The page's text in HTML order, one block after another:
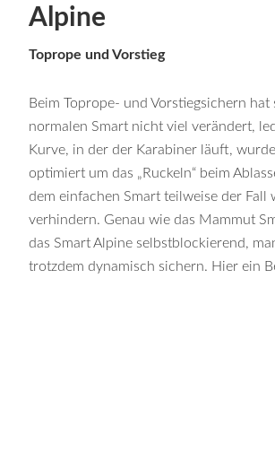
Alpine
Toprope und Vorstieg
Beim Toprope- und Vorstiegsichern hat
normalen Smart nicht viel verändert,
Kurve, in der der Karabiner läuft,
optimiert um das „Ruckeln“ beim
dem einfachen Smart teilweise der Fall
verhindern. Genau wie das Mammut
das Smart Alpine selbstblockierend,
trotzdem dynamisch sichern. Hier ein